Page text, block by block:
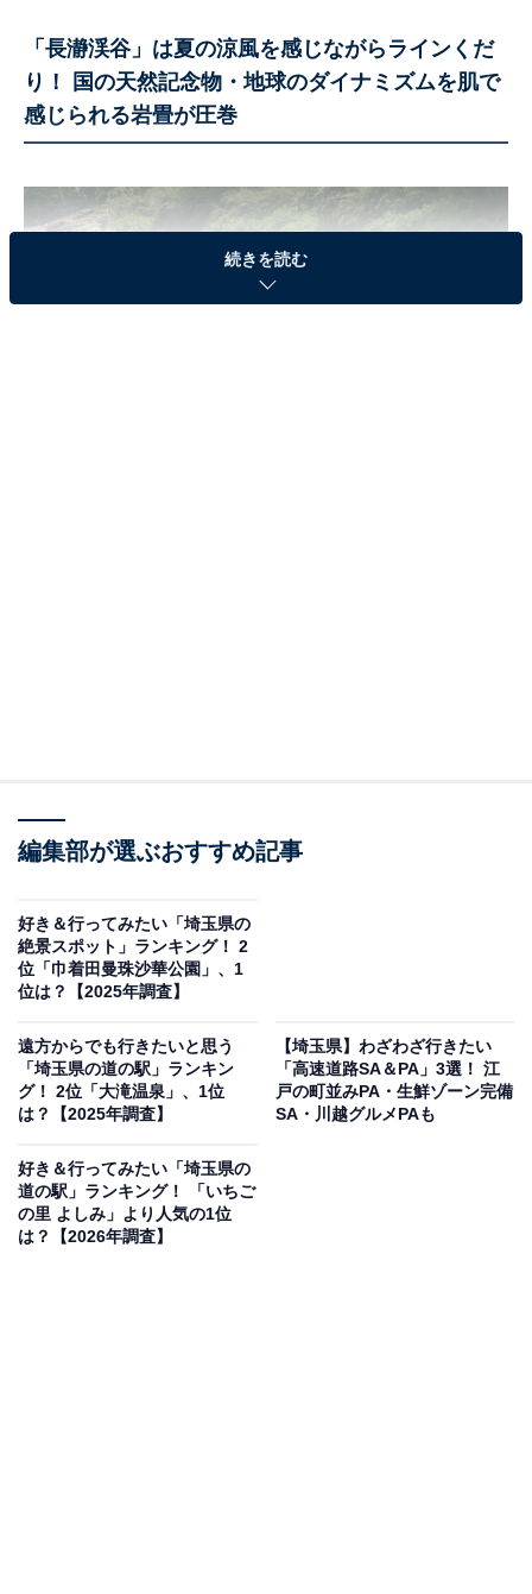
「長瀞渓谷」は夏の涼風を感じながらラインくだ
り！ 国の天然記念物・地球のダイナミズムを肌で
感じられる岩畳が圧巻
熱による変成を受けてできました。その後、地下深くか
ら隆起した岩石が荒川の流れによって侵食されたこと
岩畳を間近に眺めながら荒川を和船で下る「ラインくだ
り」は、夏は涼風を感じながら楽しめる人気アクティビ
ラインくだりはAコース（親鼻橋→岩畳・約3km）とBコ
ース（岩畳→高砂橋・約3km）の2区間で運航されており
ポット「小滝の瀬」もあります。個人での事前予約は受
け付けておらず（団体は事前予約必須）、当日受付のみ
です。
続きを読む
編集部が選ぶおすすめ記事
好き＆行ってみたい「埼玉県の
絶景スポット」ランキング！ 2
位「巾着田曼珠沙華公園」、1
位は？【2025年調査】
遠方からでも行きたいと思う
「埼玉県の道の駅」ランキン
グ！ 2位「大滝温泉」、1位
は？【2025年調査】
【埼玉県】わざわざ行きたい
「高速道路SA＆PA」3選！ 江
戸の町並みPA・生鮮ゾーン完備
SA・川越グルメPAも
好き＆行ってみたい「埼玉県の
道の駅」ランキング！ 「いちご
の里 よしみ」より人気の1位
は？【2026年調査】